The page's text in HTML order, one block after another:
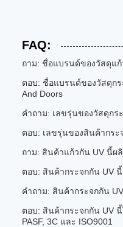
FAQ:
ถาม: ชื่อแบรนด์ของวัสดุแ
ตอบ: ชื่อแบรนด์ของวัสดุกร
And Doors
คําถาม: เลขรุ่นของวัสดุกร
ตอบ: เลขรุ่นของสินค้ากระ
ถาม: สินค้าแก้วกัน UV นี้ผ
ตอบ: สินค้ากระจกกัน UV
คําถาม: สินค้ากระจกกัน
ตอบ: สินค้ากระจกกัน UV นี้
PASF, 3C และ ISO9001